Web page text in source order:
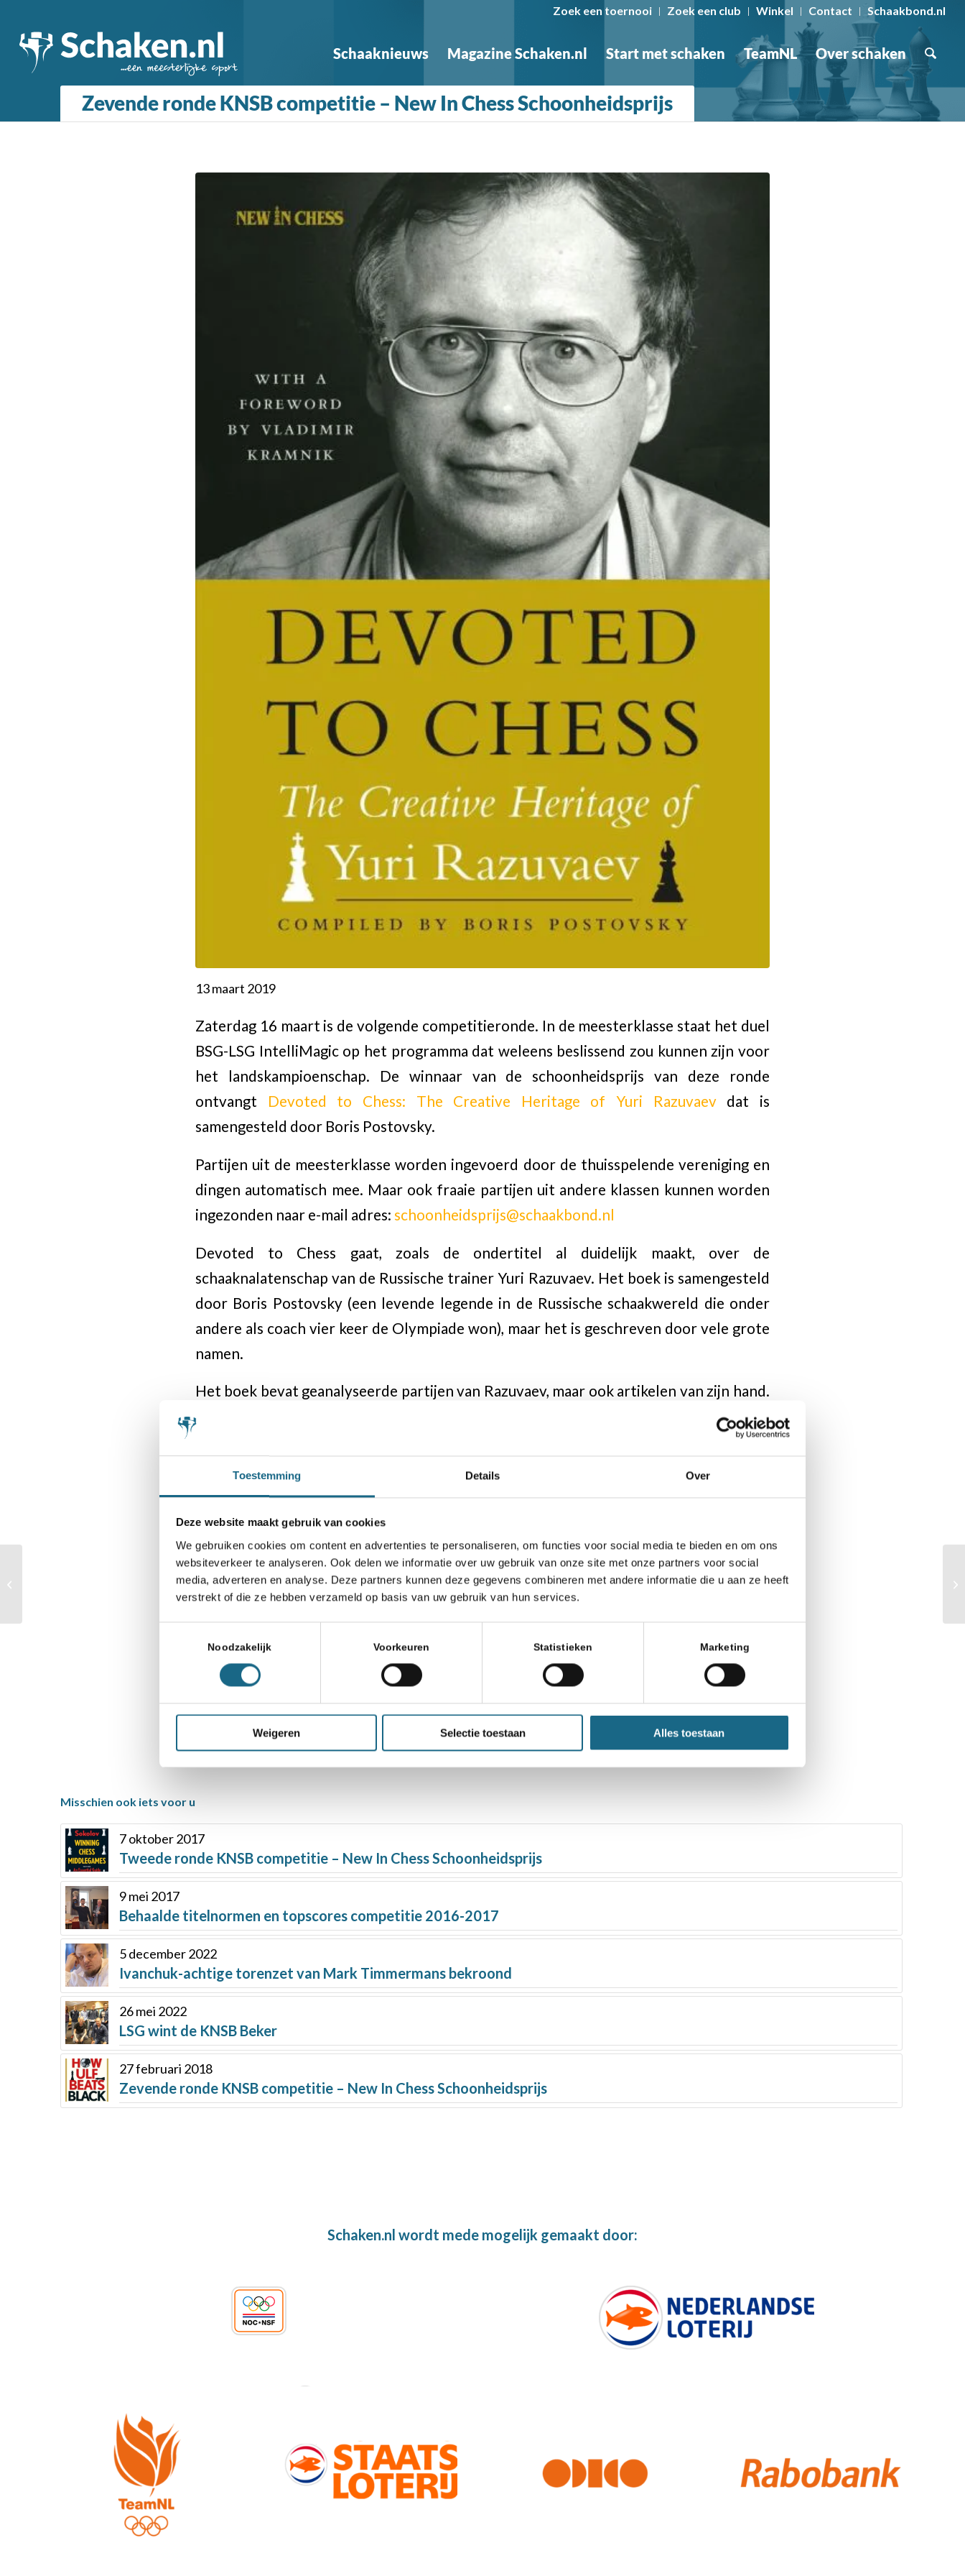
Toestemming Details Over
Deze website maakt gebruik van cookies
We gebruiken cookies om content en advertenties te personaliseren, om functies voor social media te bieden en om ons
websiteverkeer te analyseren. Ook delen we informatie over uw gebruik van onze site met onze partners voor social
media, adverteren en analyse. Deze partners kunnen deze gegevens combineren met andere informatie die u aan ze heeft
verstrekt of die ze hebben verzameld op basis van uw gebruik van hun services.
Noodzakelijk Voorkeuren Statistieken Marketing
Weigeren Selectie toestaan Alles toestaan
Zoek een toernooi Zoek een club Winkel Contact Schaakbond.nl
Schaaknieuws Magazine Schaken.nl Start met schaken TeamNL Over schaken
Zevende ronde KNSB competitie – New In Chess Schoonheidsprijs
13 maart 2019
Zaterdag 16 maart is de volgende competitieronde. In de meesterklasse staat het duel
BSG-LSG IntelliMagic op het programma dat weleens beslissend zou kunnen zijn voor
het landskampioenschap. De winnaar van de schoonheidsprijs van deze ronde
ontvangt Devoted to Chess: The Creative Heritage of Yuri Razuvaevdat is
samengesteld door Boris Postovsky.
Partijen uit de meesterklasse worden ingevoerd door de thuisspelende vereniging en
dingen automatisch mee. Maar ook fraaie partijen uit andere klassen kunnen worden
ingezonden naar e-mail adres: schoonheidsprijs@schaakbond.nl
Devoted to Chess gaat, zoals de ondertitel al duidelijk maakt, over de
schaaknalatenschap van de Russische trainer Yuri Razuvaev. Het boek is samengesteld
door Boris Postovsky (een levende legende in de Russische schaakwereld die onder
andere als coach vier keer de Olympiade won), maar het is geschreven door vele grote
namen.
Het boek bevat geanalyseerde partijen van Razuvaev, maar ook artikelen van zijn hand.
Daarnaast zijn er herinneringen aan Razuvaev geschreven door grote spelers en
trainers. Hierbij is het misschien genoeg om de namen Kasparov, Kramnik, Karpov,
heel bijzondere trainer was, wiens verdiensten door de allergrootsten werden
onderkend.
Schaaknieuws,Schoonheidsprijs
Deel dit stuk
Misschien ook iets voor u
7 oktober 2017
Tweede ronde KNSB competitie – New In Chess Schoonheidsprijs
9 mei 2017
Behaalde titelnormen en topscores competitie 2016-2017
5 december 2022
Ivanchuk-achtige torenzet van Mark Timmermans bekroond
26 mei 2022
LSG wint de KNSB Beker
27 februari 2018
Zevende ronde KNSB competitie – New In Chess Schoonheidsprijs
Schaken.nl wordt mede mogelijk gemaakt door: